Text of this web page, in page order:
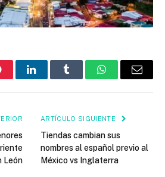
LinkedInTumblr WhatsAppEmail
León
ARTÍCULO SIGUIENTE
Tiendas cambian sus
nombres al español previo al
México vs Inglaterra